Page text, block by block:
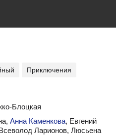
Приключения
Блоцкая
Анна Каменкова, Евгений
Ларионов, Люсьена